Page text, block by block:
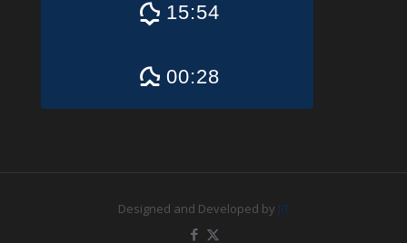
15:54
00:28
Designed and Developed by JIT